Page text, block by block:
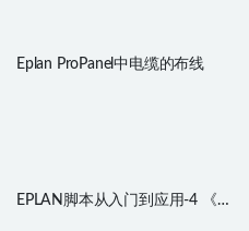
Eplan ProPanel中电缆的布线
EPLAN脚本从入门到应用-4 《菜